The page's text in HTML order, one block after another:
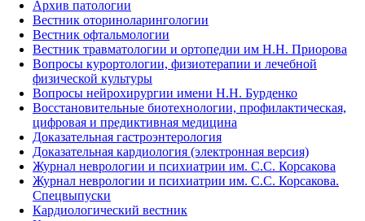
Архив патологии
Вестник оториноларингологии
Вестник офтальмологии
Вестник травматологии и ортопедии им Н.Н. Приорова
Вопросы курортологии, физиотерапии и лечебной
физической культуры
Вопросы нейрохирургии имени Н.Н. Бурденко
Восстановительные биотехнологии, профилактическая,
цифровая и предиктивная медицина
Доказательная гастроэнтерология
Доказательная кардиология (электронная версия)
Журнал неврологии и психиатрии им. С.С. Корсакова
Журнал неврологии и психиатрии им. С.С. Корсакова.
Спецвыпуски
Кардиологический вестник